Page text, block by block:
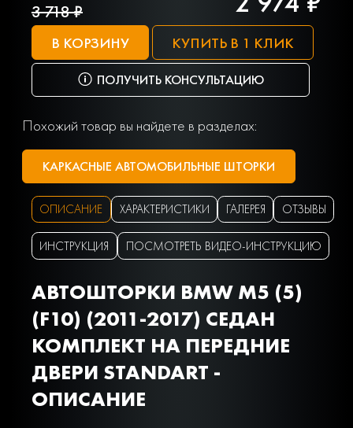
3 718 ₽
В КОРЗИНУ КУПИТЬ В 1 КЛИК
ПОЛУЧИТЬ КОНСУЛЬТАЦИЮ
Похожий товар вы найдете в разделах:
КАРКАСНЫЕ АВТОМОБИЛЬНЫЕ ШТОРКИ
ОПИСАНИЕ ХАРАКТЕРИСТИКИ ГАЛЕРЕЯ ОТЗЫВЫ
ИНСТРУКЦИЯ ПОСМОТРЕТЬ ВИДЕО-ИНСТРУКЦИЮ
АВТОШТОРКИ BMW M5 (5)
(F10) (2011-2017) СЕДАН
КОМПЛЕКТ НА ПЕРЕДНИЕ
ДВЕРИ STANDART -
ОПИСАНИЕ